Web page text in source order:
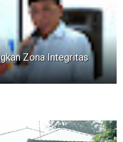
Zona Integritas